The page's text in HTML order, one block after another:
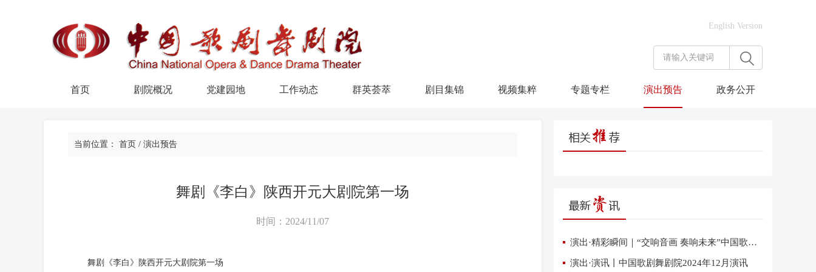
English Version
首页 剧院概况 党建园地 工作动态 群英荟萃 剧目集锦 视频集粹 专题专栏 演出预告 政务公开
当前位置： 首页 / 演出预告
舞剧《李白》陕西开元大剧院第一场
时间：2024/11/07
舞剧《李白》陕西开元大剧院第一场
演出·精彩瞬间｜“交响音画 奏响未来”中国歌剧舞剧院交响音乐会在雄安上演
演出·演讯丨中国歌剧舞剧院2024年12月演讯